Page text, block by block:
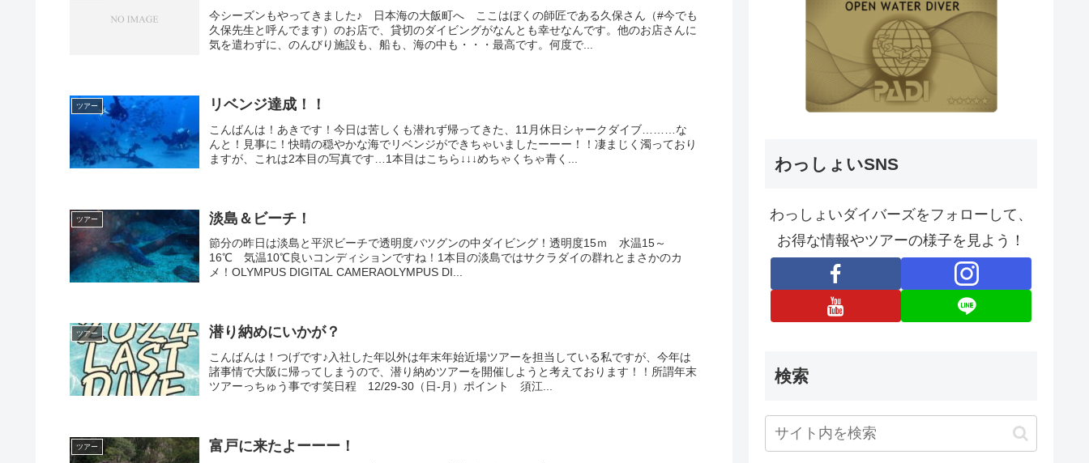
今シーズンもやってきました♪ 日本海の大飯町へ ここはぼくの師匠である久保さん（#今でも
久保先生と呼んでます）のお店で、貸切のダイビングがなんとも幸せなんです。他のお店さんに
気を遣わずに、のんびり施設も、船も、海の中も・・・最高です。何度で...
ツアー リベンジ達成！！
こんばんは！あきです！今日は苦しくも潜れず帰ってきた、11月休日シャークダイブ………な
んと！見事に！快晴の穏やかな海でリベンジができちゃいましたーーー！！凄まじく濁っており
ますが、これは2本目の写真です…1本目はこちら↓↓↓めちゃくちゃ青く...
ツアー 淡島＆ビーチ！
節分の昨日は淡島と平沢ビーチで透明度バツグンの中ダイビング！透明度15ｍ 水温15～
16℃ 気温10℃良いコンディションですね！1本目の淡島ではサクラダイの群れとまさかのカ
メ！OLYMPUS DIGITAL CAMERAOLYMPUS DI...
ツアー 潜り納めにいかが？
こんばんは！つげです♪入社した年以外は年末年始近場ツアーを担当している私ですが、今年は
諸事情で大阪に帰ってしまうので、潜り納めツアーを開催しようと考えております！！所謂年末
ツアーっちゅう事です笑日程 12/29-30（日-月）ポイント 須江...
ツアー 富戸に来たよーーー！
わっしょいSNS
わっしょいダイバーズをフォローして、
お得な情報やツアーの様子を見よう！
検索